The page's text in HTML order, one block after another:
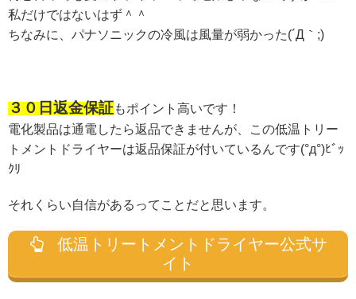
私だけではないはず＾＾
ちなみに、パナソニックの冷風は風量が弱かった(´Д｀;)
３０日返金保証もポイント高いです！
電化製品は通電したら返品できませんが、この低温トリー
トメントドライヤーは返品保証が付いているんです(°д°)ﾋﾞｯ
ｸﾘ
それくらい自信があるってことだと思います。
低温トリートメントドライヤー公式サ
イト